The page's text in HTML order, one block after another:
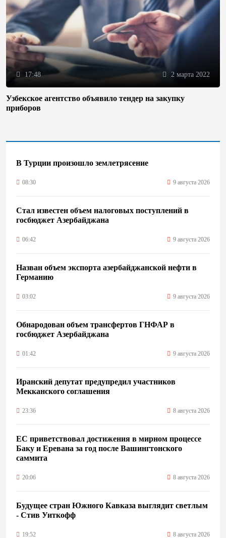
17:48 2 марта 2022
Узбекское агентство объявило тендер на закупку
приборов
В Турции произошло землетрясение
08:30 9 августа 2026
Стал известен объем налоговых поступлений в
госбюджет Азербайджана
06:42 9 августа 2026
Назван объем экспорта азербайджанской нефти в
Германию
03:02 9 августа 2026
Обнародован объем трансфертов ГНФАР в
госбюджет Азербайджана
01:42 9 августа 2026
Иранский депутат предупредил участников
Мекканского соглашения
23:36 8 августа 2026
ЕС приветствовал достижения в мирном процессе
Баку и Еревана за год после Вашингтонского
саммита
20:06 8 августа 2026
Будущее стран Южного Кавказа выглядит светлым
- Стив Уиткофф
19:52 8 августа 2026